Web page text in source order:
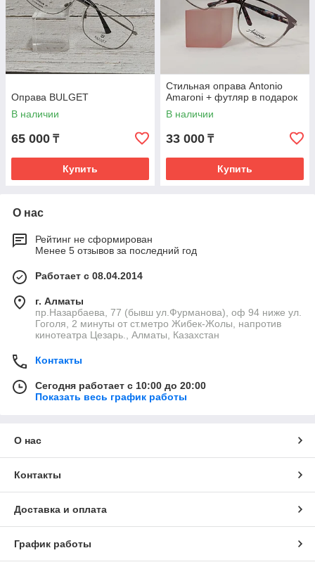
Оправа BULGET
В наличии
65 000 ₸
Купить
Стильная оправа Antonio
Amaroni + футляр в подарок
В наличии
33 000 ₸
Купить
О нас
Рейтинг не сформирован
Менее 5 отзывов за последний год
Работает с 08.04.2014
г. Алматы
пр.Назарбаева, 77 (бывш ул.Фурманова), оф 94 ниже ул.
Гоголя, 2 минуты от ст.метро Жибек-Жолы, напротив
кинотеатра Цезарь., Алматы, Казахстан
Контакты
Сегодня работает с 10:00 до 20:00
Показать весь график работы
О нас
Контакты
Доставка и оплата
График работы